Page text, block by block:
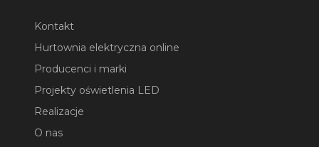
Kontakt
Hurtownia elektryczna online
Producenci i marki
Projekty oświetlenia LED
Realizacje
O nas